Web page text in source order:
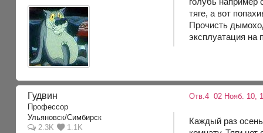
тяге, а вот
Прочисть
эксплуатация на
Гудвин
Профессор
Ульяновск/Симбирск
2.3K
1.1K
Отв.4 02 Нояб. 10,
Каждый раз